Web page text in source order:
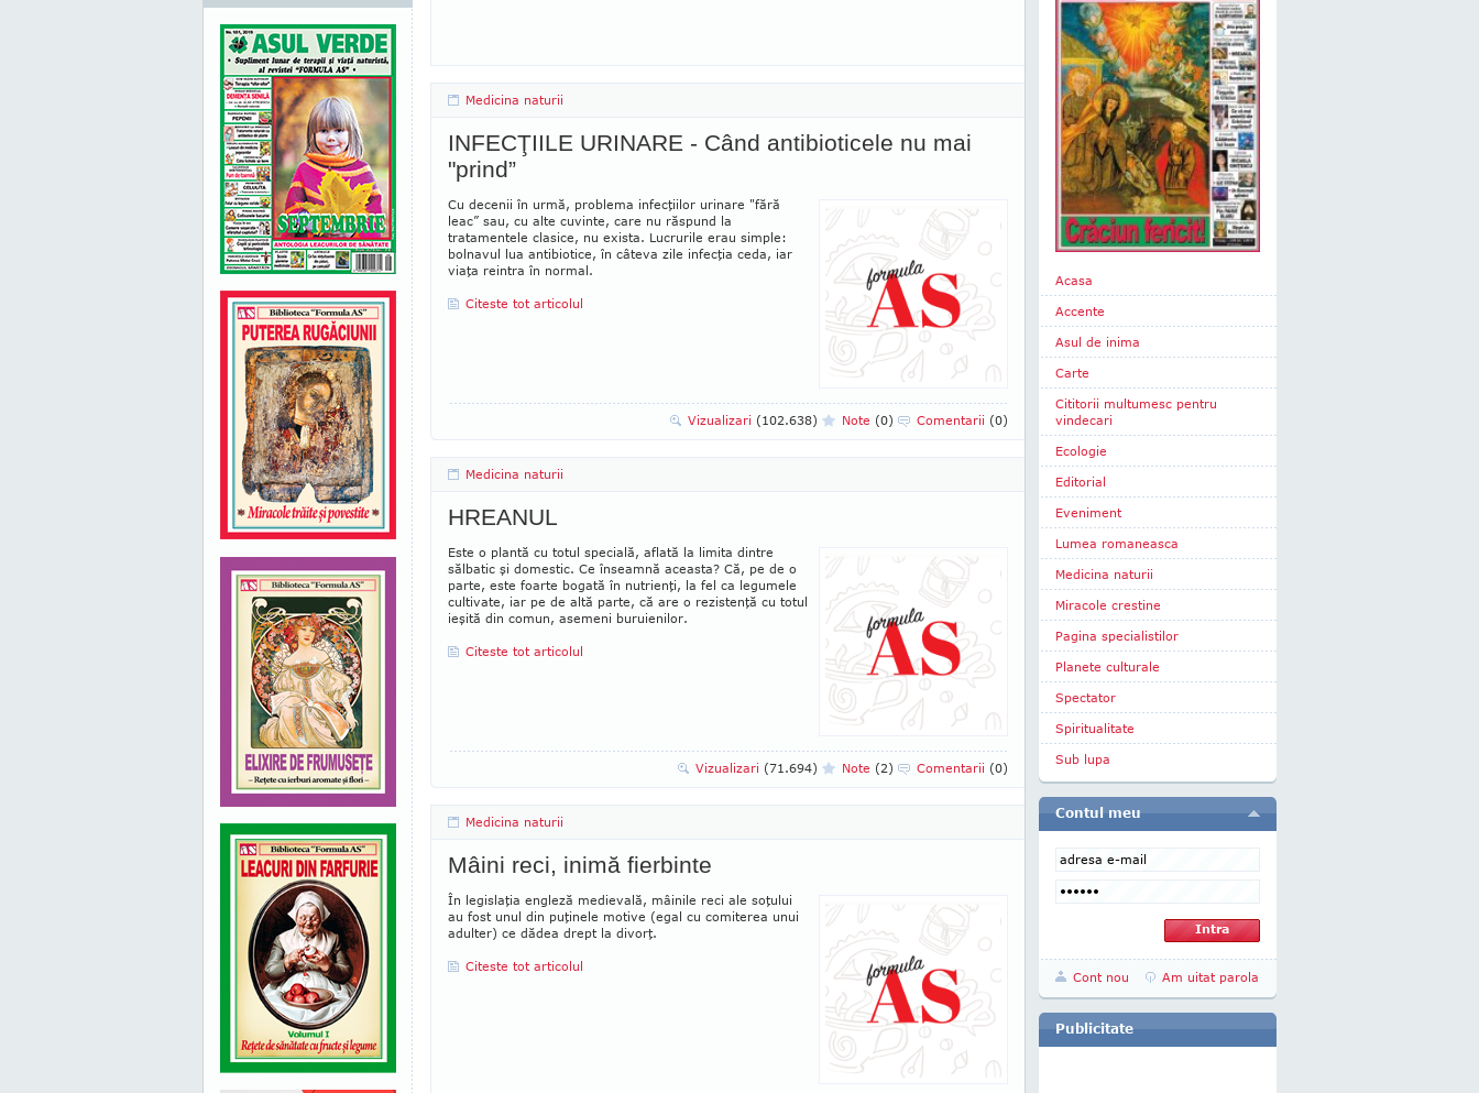
Medicina naturii
INFECŢIILE URINARE - Când antibioticele nu mai
"prind”
Cu decenii în urmă, problema infecţiilor urinare "fără
leac” sau, cu alte cuvinte, care nu răspund la
tratamentele clasice, nu exista. Lucrurile erau simple:
bolnavul lua antibiotice, în câteva zile infecţia ceda, iar
viaţa reintra în normal.
Citeste tot articolul
Vizualizari (102.638) Note (0) Comentarii (0)
Medicina naturii
HREANUL
Este o plantă cu totul specială, aflată la limita dintre
sălbatic şi domestic. Ce înseamnă aceasta? Că, pe de o
parte, este foarte bogată în nutrienţi, la fel ca legumele
cultivate, iar pe de altă parte, că are o rezistenţă cu totul
ieşită din comun, asemeni buruienilor.
Citeste tot articolul
Vizualizari (71.694) Note (2) Comentarii (0)
Medicina naturii
Mâini reci, inimă fierbinte
În legislaţia engleză medievală, mâinile reci ale soţu­lui
au fost unul din puţinele motive (egal cu comiterea unui
adulter) ce dădea drept la divorţ.
Citeste tot articolul
Acasa
Accente
Asul de inima
Carte
Cititorii multumesc pentru
vindecari
Ecologie
Editorial
Eveniment
Lumea romaneasca
Medicina naturii
Miracole crestine
Pagina specialistilor
Planete culturale
Spectator
Spiritualitate
Sub lupa
Contul meu
Cont nou Am uitat parola
Publicitate